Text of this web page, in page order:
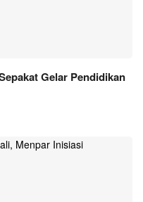
Gelar Pendidikan